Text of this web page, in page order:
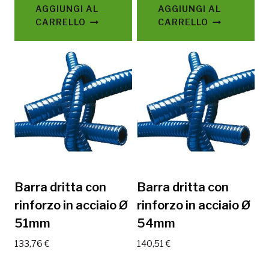
AGGIUNGI AL
CARRELLO
AGGIUNGI AL
CARRELLO
Barra dritta con
rinforzo in acciaio Ø
51mm
133,76€
Barra dritta con
rinforzo in acciaio Ø
54mm
140,51€